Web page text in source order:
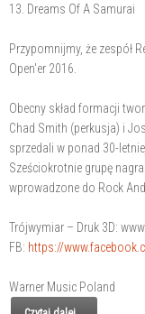
13. Dreams Of A Samurai
Przypomnijmy, że zespół
Open'er 2016.
Obecny skład formacji
Chad Smith (perkusja) i
sprzedali w ponad 30-
Sześciokrotnie grupę
wprowadzone do Rock
Trójwymiar – Druk 3D:
FB: https://
Warner Music Poland